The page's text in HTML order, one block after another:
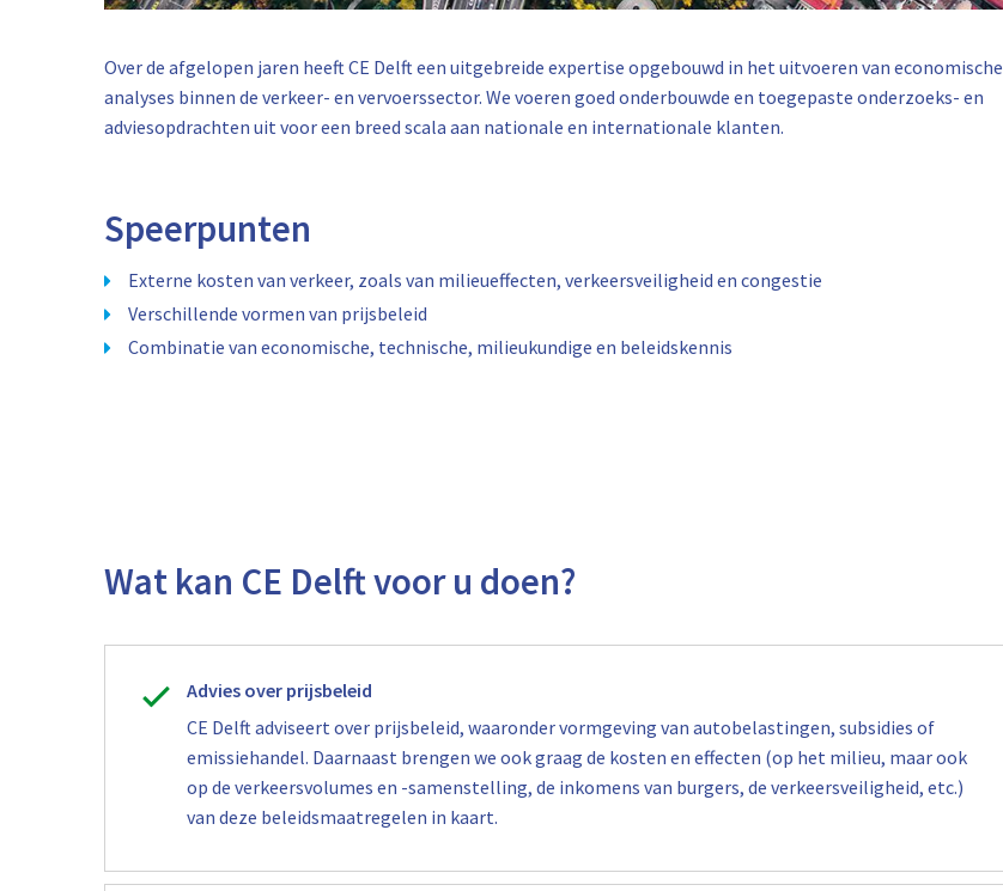
Over de afgelopen jaren heeft CE Delft een uitgebreide expertise opgebouwd in het uitvoeren van economische
analyses binnen de verkeer- en vervoerssector. We voeren goed onderbouwde en toegepaste onderzoeks- en
adviesopdrachten uit voor een breed scala aan nationale en internationale klanten.
Speerpunten
Externe kosten van verkeer, zoals van milieueffecten, verkeersveiligheid en congestie
Verschillende vormen van prijsbeleid
Combinatie van economische, technische, milieukundige en beleidskennis
Wat kan CE Delft voor u doen?
Advies over prijsbeleid
CE Delft adviseert over prijsbeleid, waaronder vormgeving van autobelastingen, subsidies of
emissiehandel. Daarnaast brengen we ook graag de kosten en effecten (op het milieu, maar ook
op de verkeersvolumes en -samenstelling, de inkomens van burgers, de verkeersveiligheid, etc.)
van deze beleidsmaatregelen in kaart.